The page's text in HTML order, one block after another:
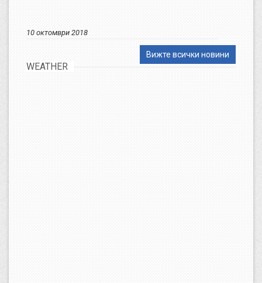
10 октомври 2018
Вижте всички новини
WEATHER